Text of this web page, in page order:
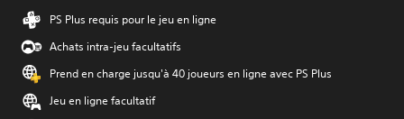
PS Plus requis pour le jeu en ligne
Achats intra-jeu facultatifs
Prend en charge jusqu'à 40 joueurs en ligne avec PS Plus
Jeu en ligne facultatif